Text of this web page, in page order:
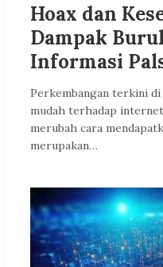
Hoax dan
Dampak
Informasi
Perkembangan terkini
mudah terhadap
merubah cara
merupakan…